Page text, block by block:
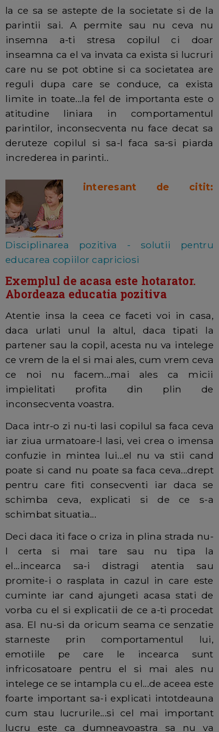
la ce sa se astepte de la societate si de la
parintii sai. A permite sau nu ceva nu
insemna a-ti stresa copilul ci doar
inseamna ca el va invata ca exista si lucruri
care nu se pot obtine si ca societatea are
reguli dupa care se conduce, ca exista
limite in toate...la fel de importanta este o
atitudine liniara in comportamentul
parintilor, inconsecventa nu face decat sa
deruteze copilul si sa-l faca sa-si piarda
increderea in parinti..
interesant de citit:
Disciplinarea pozitiva - solutii pentru
educarea copiilor capriciosi
Exemplul de acasa este hotarator.
Abordeaza educatia pozitiva
Atentie insa la ceea ce faceti voi in casa,
daca urlati unul la altul, daca tipati la
partener sau la copil, acesta nu va intelege
ce vrem de la el si mai ales, cum vrem ceva
ce noi nu facem...mai ales ca micii
impielitati profita din plin de
inconsecventa voastra.
Daca intr-o zi nu-ti lasi copilul sa faca ceva
iar ziua urmatoare-l lasi, vei crea o imensa
confuzie in mintea lui...el nu va stii cand
poate si cand nu poate sa faca ceva...drept
pentru care fiti consecventi iar daca se
schimba ceva, explicati si de ce s-a
schimbat situatia...
Deci daca iti face o criza in plina strada nu-
l certa si mai tare sau nu tipa la
el...incearca sa-i distragi atentia sau
promite-i o rasplata in cazul in care este
cuminte iar cand ajungeti acasa stati de
vorba cu el si explicatii de ce a-ti procedat
asa. El nu-si da oricum seama ce senzatie
starneste prin comportamentul lui,
emotiile pe care le incearca sunt
infricosatoare pentru el si mai ales nu
intelege ce se intampla cu el...de aceea este
foarte important sa-i explicati intotdeauna
cum stau lucrurile...si cel mai important
lucru este ca dumneavoastra sa nu va